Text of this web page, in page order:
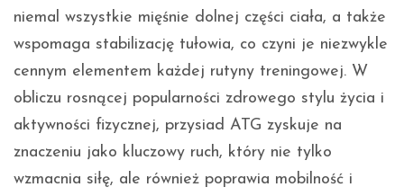
niemal wszystkie mięśnie dolnej części ciała, a także
wspomaga stabilizację tułowia, co czyni je niezwykle
cennym elementem każdej rutyny treningowej. W
obliczu rosnącej popularności zdrowego stylu życia i
aktywności fizycznej, przysiad ATG zyskuje na
znaczeniu jako kluczowy ruch, który nie tylko
wzmacnia siłę, ale również poprawia mobilność i